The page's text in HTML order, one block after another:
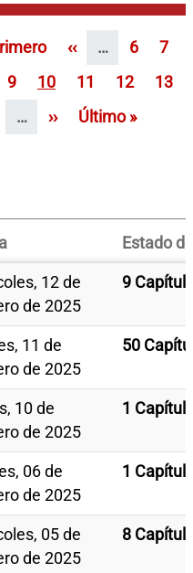
páginaPágina anterior
‹‹ … Página
6
7
Página
9 Página
10 Página
11 Página
12
13
… Siguiente página
›› Última página
Último »
Estado
12 de
de 2025
9
11 de
de 2025
50
10 de
de 2025
1
06 de
de 2025
1
05 de
de 2025
8